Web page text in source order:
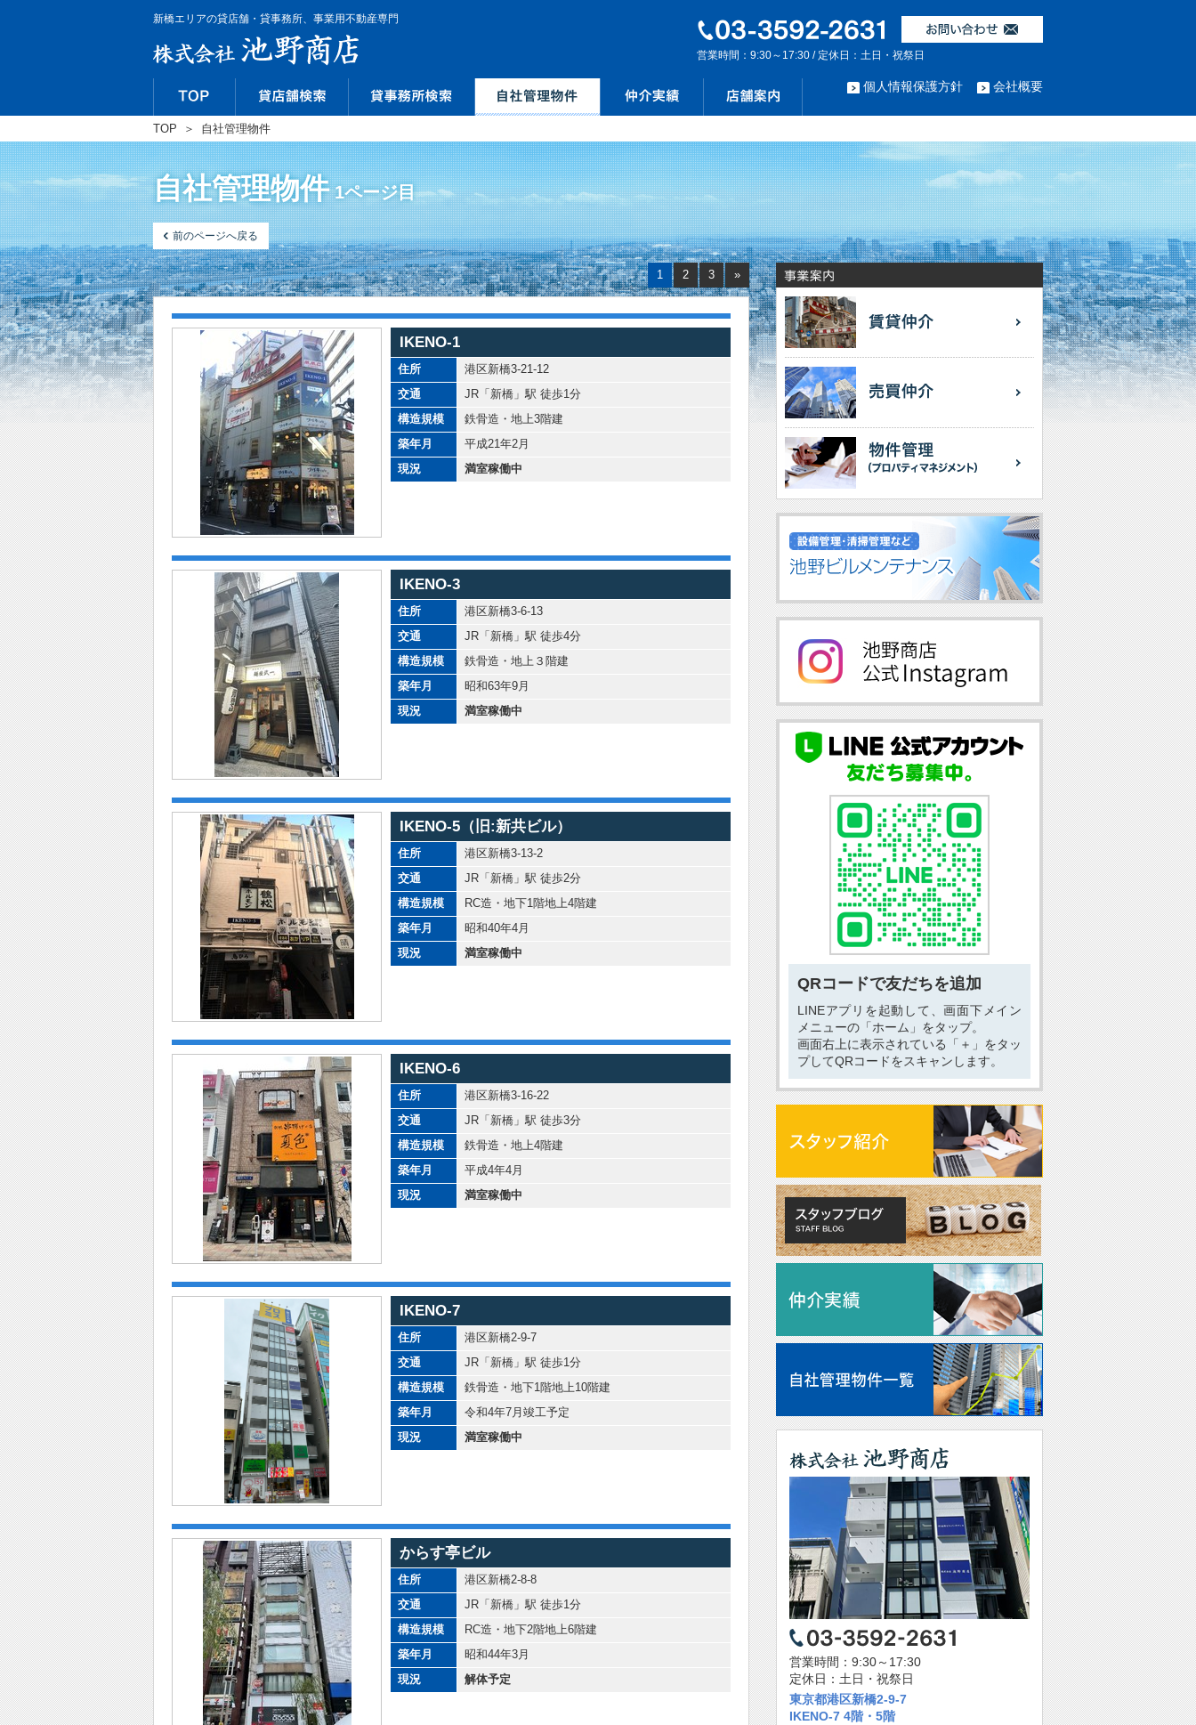
新橋エリアの貸店舗・貸事務所、事業用不動産専門
営業時間：9:30～17:30 / 定休日：土日・祝祭日
個人情報保護方針 会社概要
TOP ＞ 自社管理物件
自社管理物件1ページ目
前のページへ戻る
1 2 3 »
IKENO-1
住所
港区新橋3-21-12
交通
JR「新橋」駅 徒歩1分
構造規模
鉄骨造・地上3階建
築年月
平成21年2月
現況
満室稼働中
IKENO-3
住所
港区新橋3-6-13
交通
JR「新橋」駅 徒歩4分
構造規模
鉄骨造・地上３階建
築年月
昭和63年9月
現況
満室稼働中
IKENO-5（旧:新共ビル）
住所
港区新橋3-13-2
交通
JR「新橋」駅 徒歩2分
構造規模
RC造・地下1階地上4階建
築年月
昭和40年4月
現況
満室稼働中
IKENO-6
住所
港区新橋3-16-22
交通
JR「新橋」駅 徒歩3分
構造規模
鉄骨造・地上4階建
築年月
平成4年4月
現況
満室稼働中
IKENO-7
住所
港区新橋2-9-7
交通
JR「新橋」駅 徒歩1分
構造規模
鉄骨造・地下1階地上10階建
築年月
令和4年7月竣工予定
現況
満室稼働中
からす亭ビル
住所
港区新橋2-8-8
交通
JR「新橋」駅 徒歩1分
構造規模
RC造・地下2階地上6階建
築年月
昭和44年3月
現況
解体予定
QRコードで友だちを追加
LINEアプリを起動して、画面下メイン
メニューの「ホーム」をタップ。
画面右上に表示されている「＋」をタッ
プしてQRコードをスキャンします。
営業時間：9:30～17:30
定休日：土日・祝祭日
東京都港区新橋2-9-7
IKENO-7 4階・5階